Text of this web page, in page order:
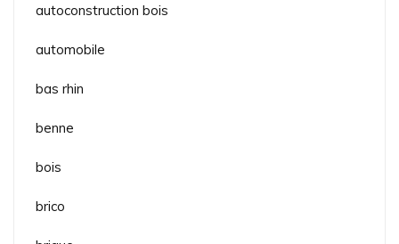
autoconstruction bois
automobile
bas rhin
benne
bois
brico